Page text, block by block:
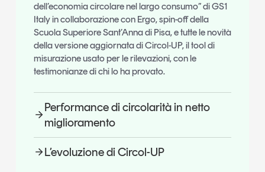
dell’economia circolare nel largo consumo” di GS1
Italy in collaborazione con Ergo, spin-off della
Scuola Superiore Sant’Anna di Pisa, e tutte le novità
della versione aggiornata di Circol-UP, il tool di
misurazione usato per le rilevazioni, con le
testimonianze di chi lo ha provato.
Performance di circolarità in netto
miglioramento
L’evoluzione di Circol-UP